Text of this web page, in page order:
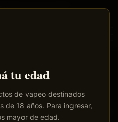
tu edad
de vapeo destinados
de 18 años. Para ingresar,
mayor de edad.
100% productos originales
proyectos